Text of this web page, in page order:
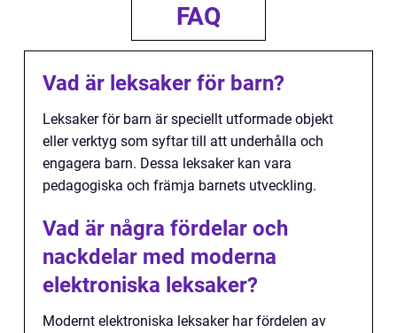
FAQ
Vad är leksaker för barn?
Leksaker för barn är speciellt utformade objekt
eller verktyg som syftar till att underhålla och
engagera barn. Dessa leksaker kan vara
pedagogiska och främja barnets utveckling.
Vad är några fördelar och
nackdelar med moderna
elektroniska leksaker?
Modernt elektroniska leksaker har fördelen av